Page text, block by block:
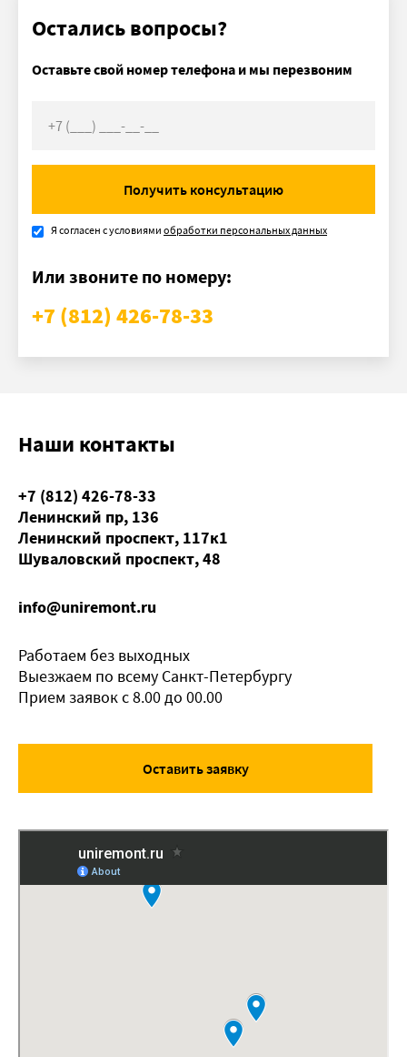
Остались вопросы?
Оставьте свой номер телефона и мы перезвоним
Получить консультацию
Я согласен с условиями обработки персональных данных
Или звоните по номеру:
+7 (812) 426-78-33
Наши контакты
+7 (812) 426-78-33
Ленинский пр, 136
Ленинский проспект, 117к1
Шуваловский проспект, 48
info@uniremont.ru
Работаем без выходных
Выезжаем по всему Санкт-Петербургу
Прием заявок с 8.00 до 00.00
Оставить заявку